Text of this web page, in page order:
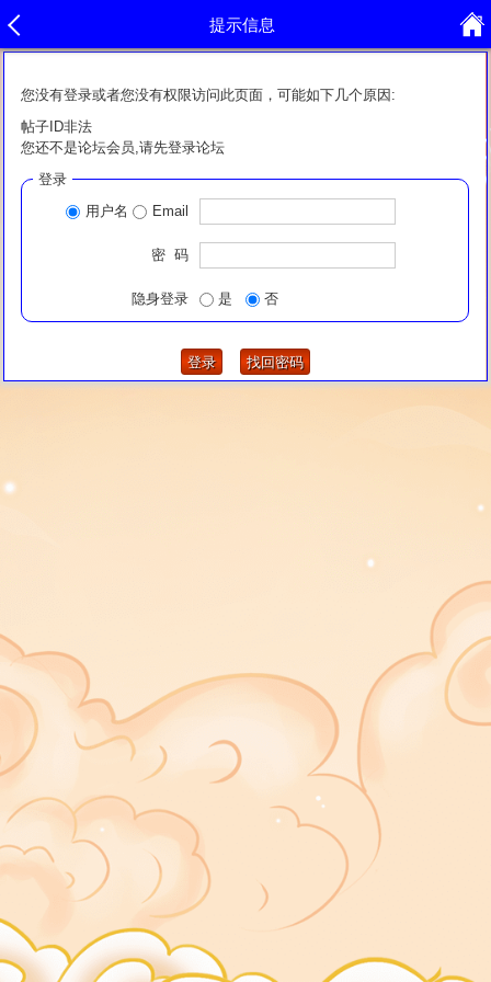
提示信息
您没有登录或者您没有权限访问此页面，可能如下几个原因:
帖子ID非法
您还不是论坛会员,请先登录论坛
登录
用户名
Email
密 码
隐身登录 是 否